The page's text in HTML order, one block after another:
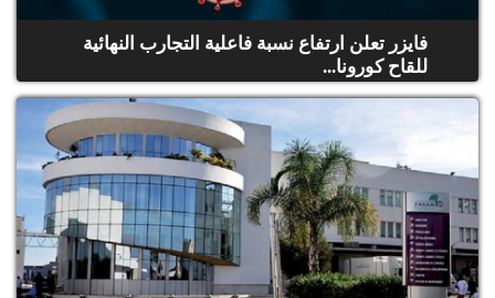
فايزر تعلن ارتفاع نسبة فاعلية التجارب النهائية
للقاح كورونا...